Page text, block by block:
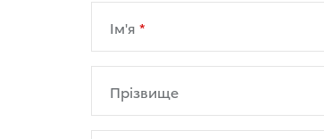
Ім'я
Прізвище